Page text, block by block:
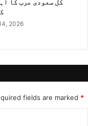
کل سعودی عرب کا
2026
fields are marked *